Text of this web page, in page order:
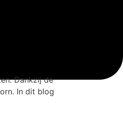
Dankzij de
In dit blog